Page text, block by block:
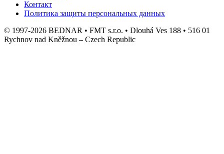
Контакт
Политика защиты персональных данных
© 1997-2026 BEDNAR • FMT s.r.o. • Dlouhá Ves 188 • 516 01
Rychnov nad Kněžnou – Czech Republic